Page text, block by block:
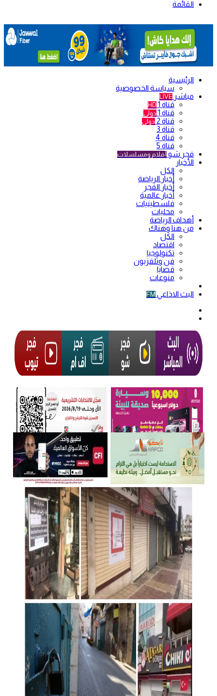
القائمة
الرئيسية
سياسة الخصوصية
مباشر LIVE
قناة 1 HD
قناة 1 دولي
قناة 2 دولي
قناة 3
قناة 4
قناة 5
فجر شو أفلام ومسلسلات
الأخبار
الكل
أخبار الرياضة
أخبار الفجر
أخبار عالمية
فلسطينيات
محليات
أهداف الرياضة
من هنا وهناك
الكل
اقتصاد
تكنولوجيا
فن وتلفزيون
قضايا
منوعات
البث الاذاعي FM